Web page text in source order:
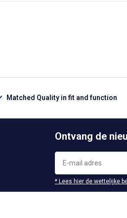
Matched Quality in fit and function
Ontvang de
* Lees hier de wettelijke